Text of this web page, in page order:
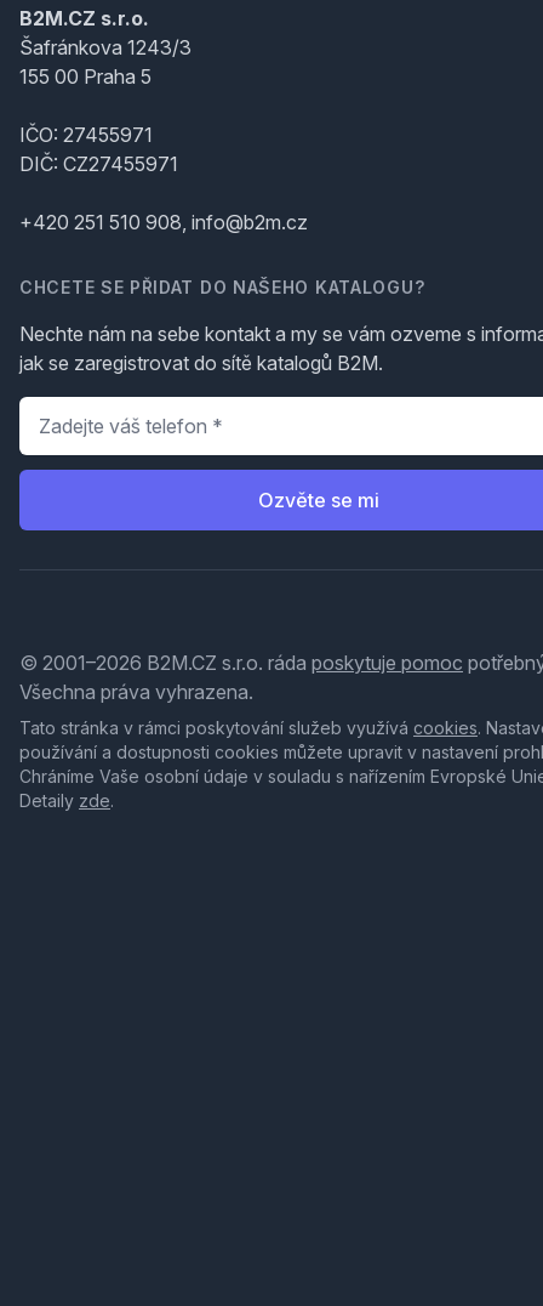
B2M.CZ s.r.o.
Šafránkova 1243/3
155 00 Praha 5
IČO: 27455971
DIČ: CZ27455971
+420 251 510 908, info@b2m.cz
CHCETE SE PŘIDAT DO NAŠEHO KATALOGU?
Nechte nám na sebe kontakt a my se vám ozveme s
jak se zaregistrovat do sítě katalogů B2M.
Telefon
Ozvěte se mi
© 2001–2026 B2M.CZ s.r.o. ráda poskytuje pomoc
Všechna práva vyhrazena.
Tato stránka v rámci poskytování služeb využívá cookies.
používání a dostupnosti cookies můžete upravit v nastavení
Chráníme Vaše osobní údaje v souladu s nařízením Evropské
Detaily zde.